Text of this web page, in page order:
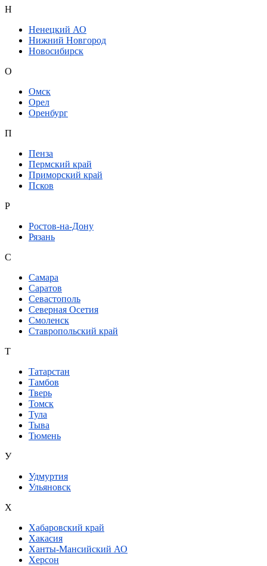
Н
Ненецкий АО
Нижний Новгород
Новосибирск
О
Омск
Орел
Оренбург
П
Пенза
Пермский край
Приморский край
Псков
Р
Ростов-на-Дону
Рязань
С
Самара
Саратов
Севастополь
Северная Осетия
Смоленск
Ставропольский край
Т
Татарстан
Тамбов
Тверь
Томск
Тула
Тыва
Тюмень
У
Удмуртия
Ульяновск
Х
Хабаровский край
Хакасия
Ханты-Мансийский АО
Херсон